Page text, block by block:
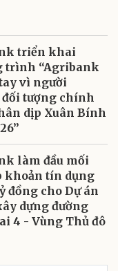
triển khai
trình “Agribank
vì người
đối tượng chính
dịp Xuân Bính
làm đầu mối
khoản tín dụng
đồng cho Dự án
dựng đường
4 - Vùng Thủ đô